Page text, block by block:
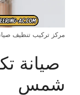
مركز تركيب تنظيف
صيانة
شمس